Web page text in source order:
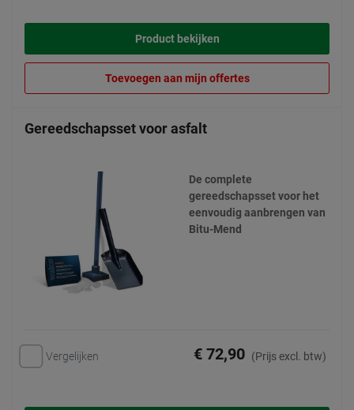
Product bekijken
Toevoegen aan mijn offertes
Gereedschapsset voor asfalt
De complete
gereedschapsset voor het
eenvoudig aanbrengen van
Bitu-Mend
Vergelijken € 72,90 (Prijs excl. btw)